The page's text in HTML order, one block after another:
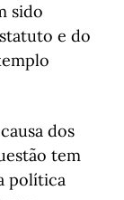
sido
e do
dos
tem
política